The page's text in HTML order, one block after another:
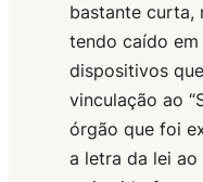
bastante curta,
tendo caído
dispositivos
vinculação ao
órgão que foi
a letra da lei ao